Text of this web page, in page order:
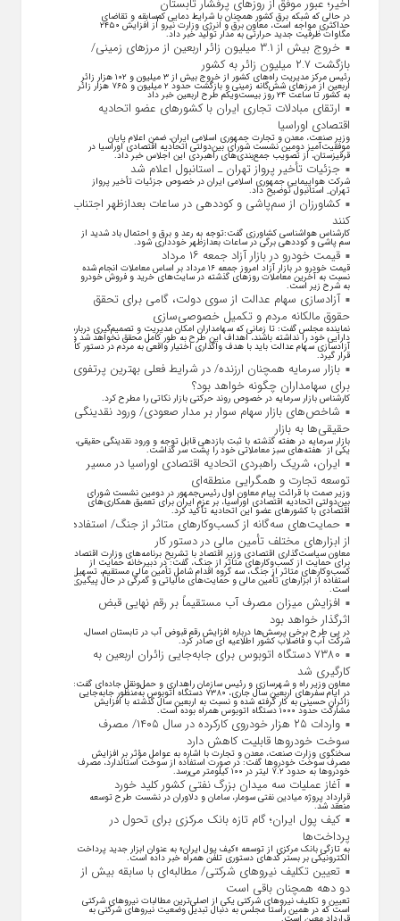
اخیر؛ عبور موفق از روز‌های پرفشار تابستان
در حالی که شبکه برق کشور همچنان با شرایط دمایی کم‌سابقه و تقاضای
حداکثری مواجه است، معاون برق و انرژی وزارت نیرو از افزایش ۲۴۵۰
مگاوات ظرفیت جدید حرارتی به مدار تولید خبر داد.
خروج بیش از ۳.۱ میلیون زائر اربعین از مرزهای زمینی/
بازگشت ۲.۷ میلیون زائر به کشور
رئیس مرکز مدیریت راه‌های کشور از خروج بیش از ۳ میلیون و ۱۰۲ هزار زائر
اربعین از مرزهای شش‌گانه زمینی و بازگشت حدود ۲ میلیون و ۷۶۵ هزار زائر
به کشور تا ساعت ۲۴ روز بیست‌ویکم طرح اربعین خبر داد
ارتقای مبادلات تجاری ایران با کشور‌های عضو اتحادیه
اقتصادی اوراسیا
وزیر صنعت، معدن و تجارت جمهوری اسلامی ایران، ضمن اعلام پایان
موفقیت‌آمیز دومین نشست شورای بین‌دولتی اتحادیه اقتصادی اوراسیا در
قرقیزستان، از تصویب جمع‌بندی‌های راهبردی این اجلاس خبر داد.
جزئیات تأخیر پرواز تهران ـ استانبول اعلام شد
شرکت هواپیمایی جمهوری اسلامی ایران در خصوص جزئیات تأخیر پرواز
تهران_ استانبول توضیح داد.
کشاورزان از سم‌پاشی و کوددهی در ساعات بعدازظهر اجتناب
کنند
کارشناس هواشناسی کشاورزی گفت:توجه به رعد و برق و احتمال باد شدید از
سم پاشی و کوددهی برگی در ساعات بعدازظهر خودداری شود.
قیمت خودرو در بازار آزاد جمعه ۱۶ مرداد
قیمت خودرو در بازار آزاد امروز جمعه ۱۶ مرداد بر اساس معاملات انجام شده
نسبت به آخرین معاملات روز‌های گذشته در سایت‌های خرید و فروش خودرو
به شرح زیر است.
آزادسازی سهام عدالت از سوی دولت، گامی برای تحقق
حقوق مالکانه مردم و تکمیل خصوصی‌سازی
نماینده مجلس گفت: تا زمانی که سهامداران امکان مدیریت و تصمیم‌گیری درباره
دارایی خود را نداشته باشند، اهداف این طرح به طور کامل محقق نخواهد شد و
آزادسازی سهام عدالت باید با هدف واگذاری اختیار واقعی به مردم در دستور کار
قرار گیرد.
بازار سرمایه همچنان ارزنده/ در شرایط فعلی بهترین پرتفوی
برای سهامداران چگونه خواهد بود؟
کارشناس بازار سرمایه در خصوص روند حرکتی بازار نکاتی را مطرح کرد.
شاخص‌های بازار سهام سوار بر مدار صعودی/ ورود نقدینگی
حقیقی‌ها به بازار
بازار سرمایه در هفته گذشته با ثبت بازدهی قابل توجه و ورود نقدینگی حقیقی،
یکی از هفته‌های سبز معاملاتی خود را پشت سر گذاشت.
ایران، شریک راهبردی اتحادیه اقتصادی اوراسیا در مسیر
توسعه تجارت و همگرایی منطقه‌ای
وزیر صمت با قرائت پیام معاون اول رئیس‌جمهور در دومین نشست شورای
بین‌دولتی اتحادیه اقتصادی اوراسیا، بر عزم ایران برای تعمیق همکاری‌های
اقتصادی با کشورهای عضو این اتحادیه تأکید کرد.
حمایت‌های سه‌گانه از کسب‌وکارهای متاثر از جنگ/ استفاده
از ابزارهای مختلف تأمین مالی در دستور کار
معاون سیاست‌گذاری اقتصادی وزیر اقتصاد با تشریح برنامه‌های وزارت اقتصاد
برای حمایت از کسب‌وکار‌های متاثر از جنگ، گفت: در دبیرخانه حمایت از
کسب‌وکار‌های متاثر از جنگ، سه گروه اقدام شامل تأمین مالی مستقیم، تسهیل
استفاده از ابزار‌های تأمین مالی و حمایت‌های مالیاتی و گمرکی در حال پیگیری
است.
افزایش میزان مصرف آب مستقیماً بر رقم نهایی قبض
اثرگذار خواهد بود
در پی طرح برخی پرسش‌ها درباره افزایش رقم قبوض آب در تابستان امسال،
شرکت آب و فاضلاب کشور اطلاعیه ای صادر کرد.
۷۳۸۰ دستگاه اتوبوس برای جابه‌جایی زائران اربعین به
کارگیری شد
معاون وزیر راه و شهرسازی و رئیس سازمان راهداری و حمل‌ونقل جاده‌ای گفت:
در ایام سفرهای اربعین سال جاری، ۷۳۸۰ دستگاه اتوبوس به‌منظور جابه‌جایی
زائران حسینی به‌ کار گرفته شده و نسبت به اربعین سال گذشته با افزایش
مشارکت حدود ۱۰۰۰ دستگاه اتوبوس همراه بوده است.
واردات ۲۵ هزار خودروی کارکرده در سال ۱۴۰۵/ مصرف
سوخت خودرو‌ها قابلیت کاهش دارد
سخنگوی وزارت صنعت، معدن و تجارت با اشاره به عوامل مؤثر بر افزایش
مصرف سوخت خودرو‌ها گفت: در صورت استفاده از سوخت استاندارد، مصرف
خودرو‌ها به حدود ۷.۲ لیتر در ۱۰۰ کیلومتر می‌رسد.
آغاز عملیات سه میدان بزرگ نفتی کشور کلید خورد
قرارداد پروژه میادین نفتی سومار، سامان و دلاوران در نشست طرح توسعه
منعقد شد.
کیف پول ایران؛ گام تازه بانک مرکزی برای تحول در
پرداخت‌ها
به تازگی بانک مرکزی از توسعه «کیف پول ایران» به عنوان ابزار جدید پرداخت
الکترونیکی بر بستر کد‌های دستوری تلفن همراه خبر داده است.
تعیین تکلیف نیروهای شرکتی/ مطالبه‌ای با سابقه بیش از
دو دهه همچنان باقی است
تعیین و تکلیف نیرو‌های شرکتی یکی از اصلی‌ترین مطالبات نیرو‌های شرکتی
است که در همین راستا مجلس به دنبال تبدیل وضعیت نیرو‌های شرکتی به